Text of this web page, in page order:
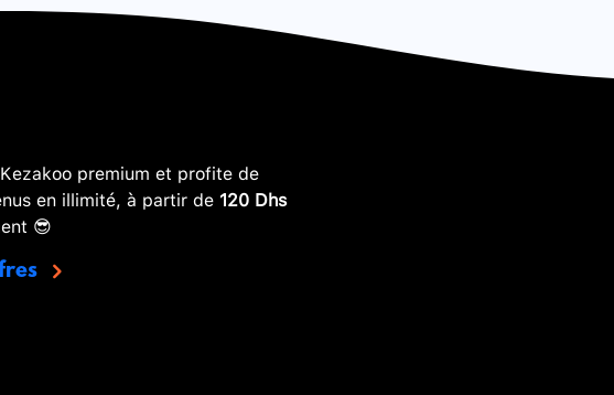
premium et profite de
en illimité, à partir de 120 Dhs
😎